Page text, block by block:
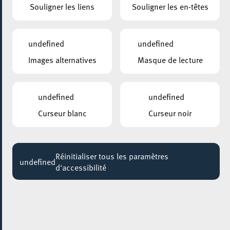
PARTAGER L'ÉVENEMENT
Souligner les liens
Souligner les en-têtes
undefined
Images alternatives
undefined
Masque de lecture
undefined
Curseur blanc
undefined
Curseur noir
undefinedRéinitialiser tous les paramètres
d'accessibilité